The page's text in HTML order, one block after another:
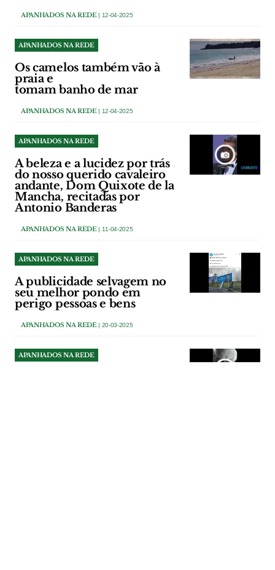
APANHADOS NA REDE| 12-04-2025
APANHADOS NA REDE
Os camelos também vão à
praia e
tomam banho de mar
APANHADOS NA REDE| 12-04-2025
APANHADOS NA REDE
A beleza e a lucidez por trás
do nosso querido cavaleiro
andante, Dom Quixote de la
Mancha, recitadas por
Antonio Banderas
APANHADOS NA REDE| 11-04-2025
APANHADOS NA REDE
A publicidade selvagem no
seu melhor pondo em
perigo pessoas e bens
APANHADOS NA REDE| 20-03-2025
APANHADOS NA REDE